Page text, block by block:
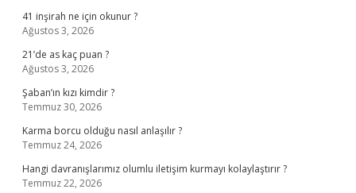
41 inşirah ne için okunur ?
Ağustos 3, 2026
21’de as kaç puan ?
Ağustos 3, 2026
Şaban’ın kızı kimdir ?
Temmuz 30, 2026
Karma borcu olduğu nasıl anlaşılır ?
Temmuz 24, 2026
Hangi davranışlarımız olumlu iletişim kurmayı kolaylaştırır ?
Temmuz 22, 2026